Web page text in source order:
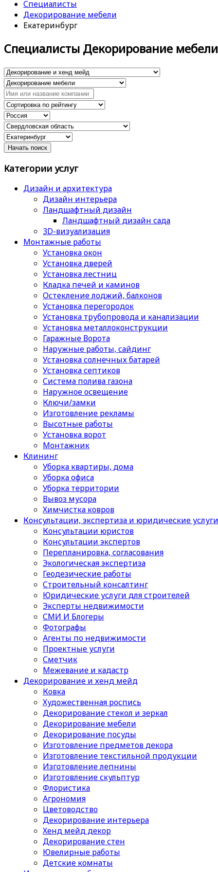
Специалисты
Декорирование мебели
Екатеринбург
Специалисты Декорирование мебели
Категории услуг
Дизайн и архитектура
Дизайн интерьера
Ландшафтный дизайн
Ландшафтный дизайн сада
3D-визуализация
Монтажные работы
Установка окон
Установка дверей
Установка лестниц
Кладка печей и каминов
Остекление лоджий, балконов
Установка перегородок
Установка трубопровода и канализации
Установка металлоконструкции
Гаражные Ворота
Наружные работы, сайдинг
Установка солнечных батарей
Установка септиков
Cистема полива газона
Наружное освещение
Ключи/замки
Изготовление рекламы
Высотные работы
Установка ворот
Монтажник
Клининг
Уборка квартиры, дома
Уборка офиса
Уборка территории
Вывоз мусора
Химчистка ковров
Консультации, экспертиза и юридические услуги
Консультации юристов
Консультации экспертов
Перепланировка, согласования
Экологическая экспертиза
Геодезические работы
Строительный консалтинг
Юридические услуги для строителей
Эксперты недвижимости
СМИ И Блогеры
Фотографы
Агенты по недвижимости
Проектные услуги
Сметчик
Межевание и кадастр
Декорирование и хенд мейд
Ковка
Художественная роспись
Декорирование стекол и зеркал
Декорирование мебели
Декорирование посуды
Изготовление предметов декора
Изготовление текстильной продукции
Изготовление лепнины
Изготовление скульптур
Флористика
Агрономия
Цветоводство
Декорирование интерьера
Хенд мейд декор
Декорирование стен
Ювелирные работы
Детские комнаты